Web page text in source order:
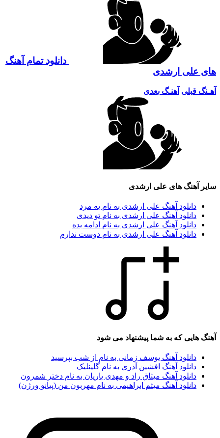
دانلود تمام آهنگ
های علی ارشدی
آهـنگ قبلی آهنـگ بعدی
سایر آهنگ های علی ارشدی
دانلود آهنگ علی ارشدی به نام یه مرد
دانلود آهنگ علی ارشدی به نام تو دیدی
دانلود آهنگ علی ارشدی به نام ادامه بده
دانلود آهنگ علی ارشدی به نام دوست ندارم
آهنگ هایی که به شما پیشنهاد می شود
دانلود آهنگ یوسف زمانی به نام از شب بپرسید
دانلود آهنگ افشین آذری به نام گلینلیک
دانلود آهنگ میثاق راد و مهدی یاریان به نام دختر شمرون
دانلود آهنگ میثم ابراهیمی به نام مهربون من (پیانو ورژن)